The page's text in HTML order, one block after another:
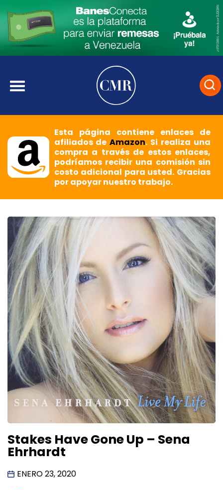
Esta página contiene enlaces de
afiliados deAmazon. Si realiza una
compra a través de estos enlaces,
podríamos recibir una comisión sin
costo adicional para usted. Gracias
por apoyar nuestro trabajo.
Stakes Have Gone Up – Sena
Ehrhardt
ENERO 23, 2020